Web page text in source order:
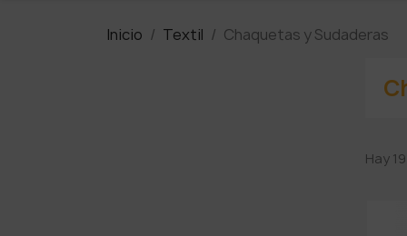
Inicio Textil Chaquetas y Sudaderas
Hay